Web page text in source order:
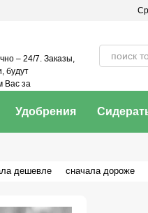
– 24/7. Заказы,
будут
Вас за
Удобрения
дешевле сначала дороже